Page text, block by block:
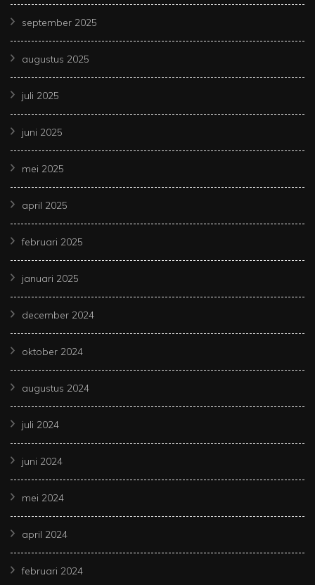
september 2025
augustus 2025
juli 2025
juni 2025
mei 2025
april 2025
februari 2025
januari 2025
december 2024
oktober 2024
augustus 2024
juli 2024
juni 2024
mei 2024
april 2024
februari 2024